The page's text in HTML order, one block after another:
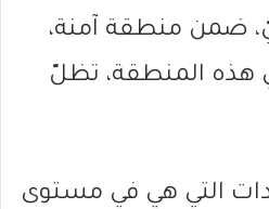
ضمن منطقة آمنة،
هذه المنطقة، تظلّ
التي هي في مستوى